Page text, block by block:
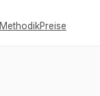
MethodikPreise